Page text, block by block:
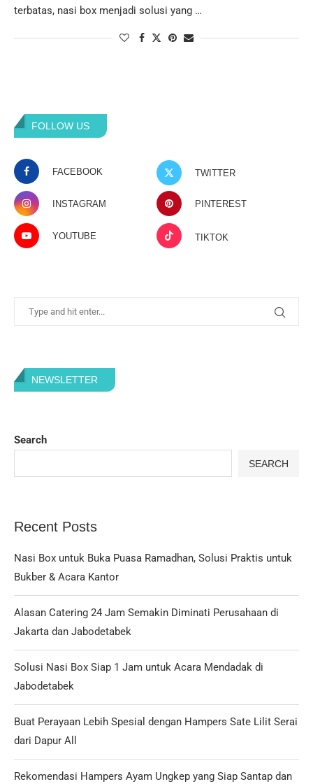
terbatas, nasi box menjadi solusi yang …
FOLLOW US
FACEBOOK TWITTER
INSTAGRAM PINTEREST
YOUTUBE TIKTOK
NEWSLETTER
Search
SEARCH
Recent Posts
Nasi Box untuk Buka Puasa Ramadhan, Solusi Praktis untuk
Bukber & Acara Kantor
Alasan Catering 24 Jam Semakin Diminati Perusahaan di
Jakarta dan Jabodetabek
Solusi Nasi Box Siap 1 Jam untuk Acara Mendadak di
Jabodetabek
Buat Perayaan Lebih Spesial dengan Hampers Sate Lilit Serai
dari Dapur All
Rekomendasi Hampers Ayam Ungkep yang Siap Santap dan